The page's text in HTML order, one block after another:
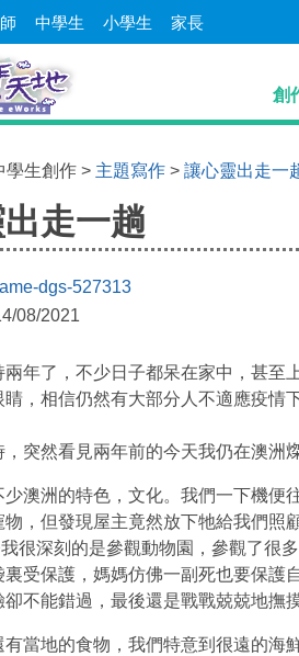
中學生 小學生 家長
創
學生創作 > 主題寫作 > 讓心靈出走一
走一趟
dgs-527313
08/2021
兩年了，不少日子都呆在家中，甚至
睛，相信仍然有大部分人不適應疫情
突然看見兩年前的今天我仍在澳洲
少澳洲的特色，文化。我們一下機便
物，但發現屋主竟然放下牠給我們照
很深刻的是參觀動物園，參觀了很
裏受保護，媽媽仿佛一副死也要保護
卻不能錯過，最後還是戰戰兢兢地撫
當地的食物，我們特意到很遠的海